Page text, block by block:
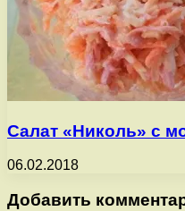
Салат «Николь» с
06.02.2018
Добавить